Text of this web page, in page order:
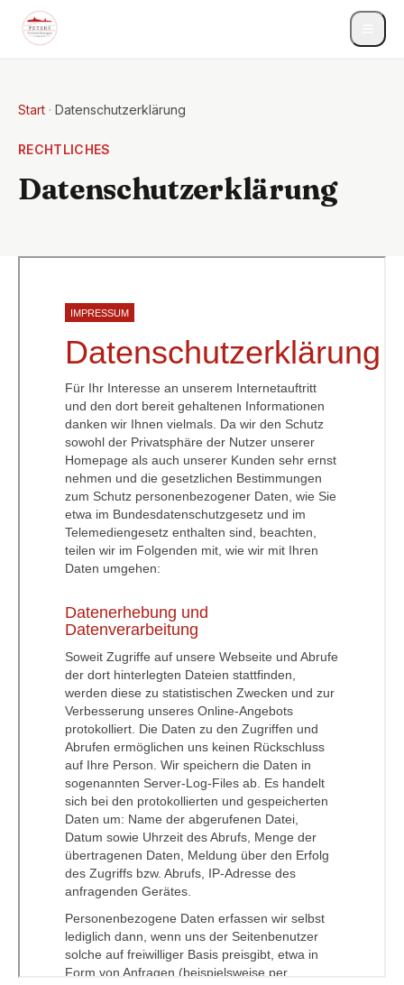
Start · Datenschutzerklärung
RECHTLICHES
Datenschutzerklärung